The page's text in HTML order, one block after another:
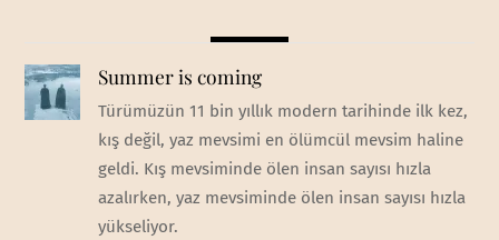
Summer is coming
Türümüzün 11 bin yıllık modern tarihinde ilk kez,
kış değil, yaz mevsimi en ölümcül mevsim haline
geldi. Kış mevsiminde ölen insan sayısı hızla
azalırken, yaz mevsiminde ölen insan sayısı hızla
yükseliyor.